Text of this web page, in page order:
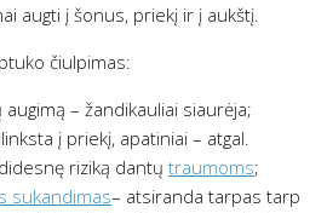
augti į šonus, priekį ir į aukštį.
čiulpimas:
– žandikauliai siaurėja;
į priekį, apatiniai – atgal.
riziką dantų traumoms;
sukandimas– atsiranda tarpas tarp